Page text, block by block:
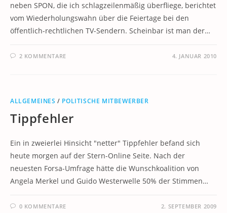
neben SPON, die ich schlagzeilenmäßig überfliege, berichtet
vom Wiederholungswahn über die Feiertage bei den
öffentlich-rechtlichen TV-Sendern. Scheinbar ist man der…
2 KOMMENTARE 4. JANUAR 2010
ALLGEMEINES / POLITISCHE MITBEWERBER
Tippfehler
Ein in zweierlei Hinsicht "netter" Tippfehler befand sich
heute morgen auf der Stern-Online Seite. Nach der
neuesten Forsa-Umfrage hätte die Wunschkoalition von
Angela Merkel und Guido Westerwelle 50% der Stimmen…
0 KOMMENTARE 2. SEPTEMBER 2009